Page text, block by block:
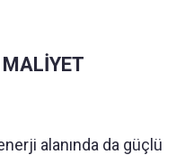
alanında da güçlü